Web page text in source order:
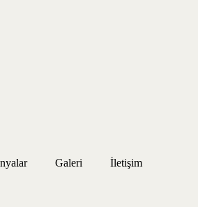
Galeri İletişim